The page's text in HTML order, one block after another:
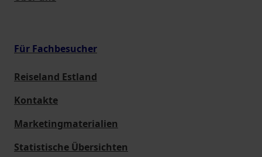
Für Fachbesucher
Reiseland Estland
Kontakte
Marketingmaterialien
Statistische Übersichten